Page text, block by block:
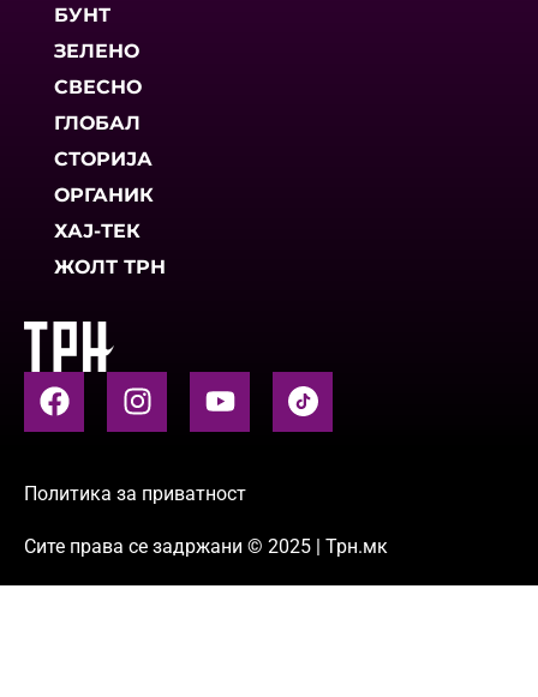
БУНТ
ЗЕЛЕНО
СВЕСНО
ГЛОБАЛ
СТОРИЈА
ОРГАНИК
ХАЈ-ТЕК
ЖОЛТ ТРН
Политика за приватност
Сите права се задржани © 2025 | Трн.мк